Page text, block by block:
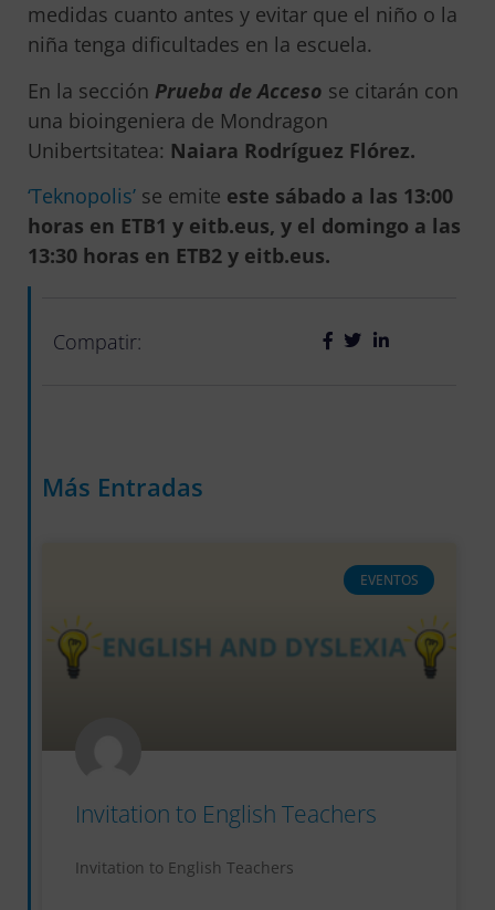
medidas cuanto antes y evitar que el niño o la
niña tenga dificultades en la escuela.
En la sección Prueba de Acceso se citarán con
una bioingeniera de Mondragon
Unibertsitatea: Naiara Rodríguez Flórez.
‘Teknopolis’ se emite este sábado a las 13:00
horas en ETB1 y eitb.eus, y el domingo a las
13:30 horas en ETB2 y eitb.eus.
Compatir:
Más Entradas
EVENTOS
Invitation to English Teachers
Invitation to English Teachers